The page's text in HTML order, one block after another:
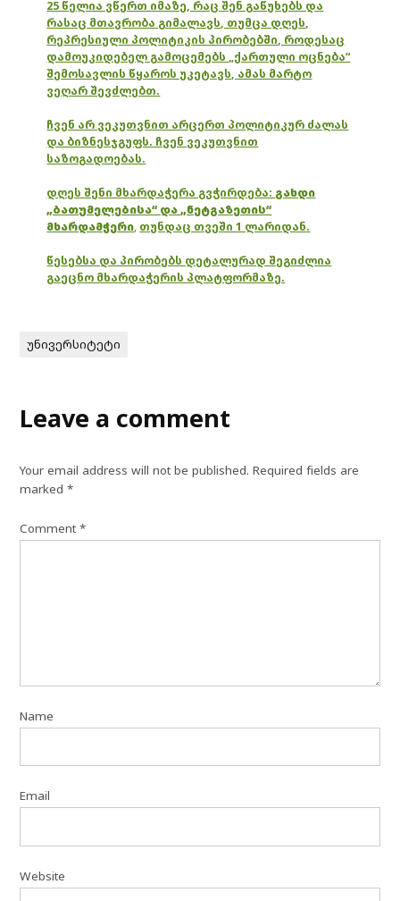
25 წელია ვწერთ იმაზე, რაც შენ გაწუხებს და
რასაც მთავრობა გიმალავს, თუმცა დღეს,
რეპრესიული პოლიტიკის პირობებში, როდესაც
დამოუკიდებელ გამოცემებს „ქართული ოცნება“
შემოსავლის წყაროს უკეტავს, ამას მარტო
ვეღარ შევძლებთ.
ჩვენ არ ვეკუთვნით არცერთ პოლიტიკურ ძალას
და ბიზნესჯგუფს. ჩვენ ვეკუთვნით
საზოგადოებას.
დღეს შენი მხარდაჭერა გვჭირდება: გახდი
„ბათუმელებისა“ და „ნეტგაზეთის“
მხარდამჭერი, თუნდაც თვეში 1 ლარიდან.
წესებსა და პირობებს დეტალურად შეგიძლია
გაეცნო მხარდაჭერის პლატფორმაზე.
უნივერსიტეტი
Leave a comment
Your email address will not be published. Required fields are
marked*
Comment*
Name
Email
Website